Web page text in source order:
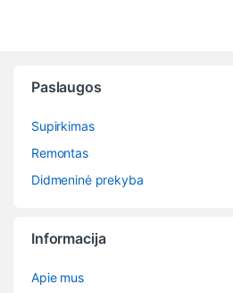
Paslaugos
Supirkimas
Remontas
Didmeninė prekyba
Informacija
Apie mus